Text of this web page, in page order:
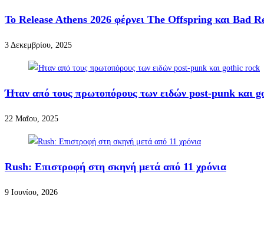
Το Release Athens 2026 φέρνει The Offspring και Bad
3 Δεκεμβρίου, 2025
Ήταν από τους πρωτοπόρους των ειδών post-punk και
22 Μαΐου, 2025
Rush: Επιστροφή στη σκηνή μετά από 11 χρόνια
9 Ιουνίου, 2026